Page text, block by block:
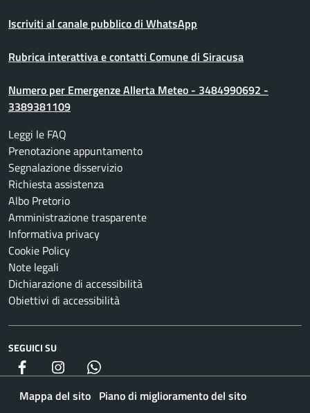
Iscriviti al canale pubblico di WhatsApp
Rubrica interattiva e contatti Comune di Siracusa
Numero per Emergenze Allerta Meteo - 3484990692 -
3389381109
Leggi le FAQ
Prenotazione appuntamento
Segnalazione disservizio
Richiesta assistenza
Albo Pretorio
Amministrazione trasparente
Informativa privacy
Cookie Policy
Note legali
Dichiarazione di accessibilità
Obiettivi di accessibilità
SEGUICI SU
Facebook Instagram
Mappa del sito Piano di miglioramento del sito